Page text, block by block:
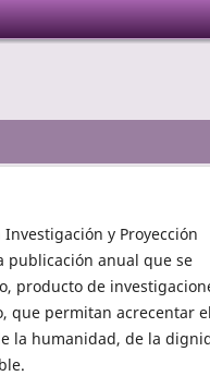
y Proyección
publicación anual que se
producto de
que permitan acrecentar el
la humanidad, de la